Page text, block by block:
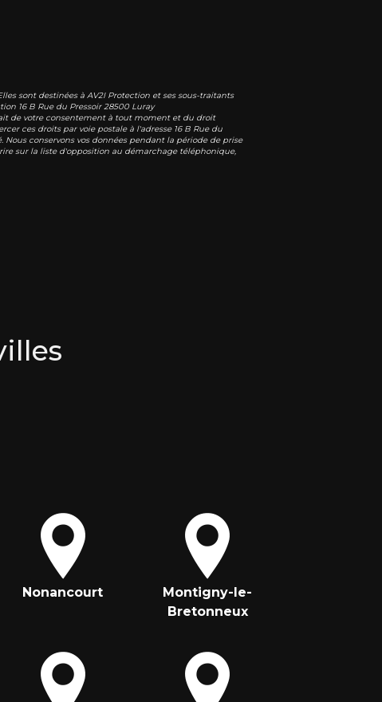
sont destinées à AV2I Protection et ses sous-traitants
16 B Rue du Pressoir 28500 Luray
de votre consentement à tout moment et du droit
ces droits par voie postale à l'adresse 16 B Rue du
conservons vos données pendant la période de prise
sur la liste d'opposition au démarchage téléphonique,
Nonancourt
Montigny-le-
Bretonneux